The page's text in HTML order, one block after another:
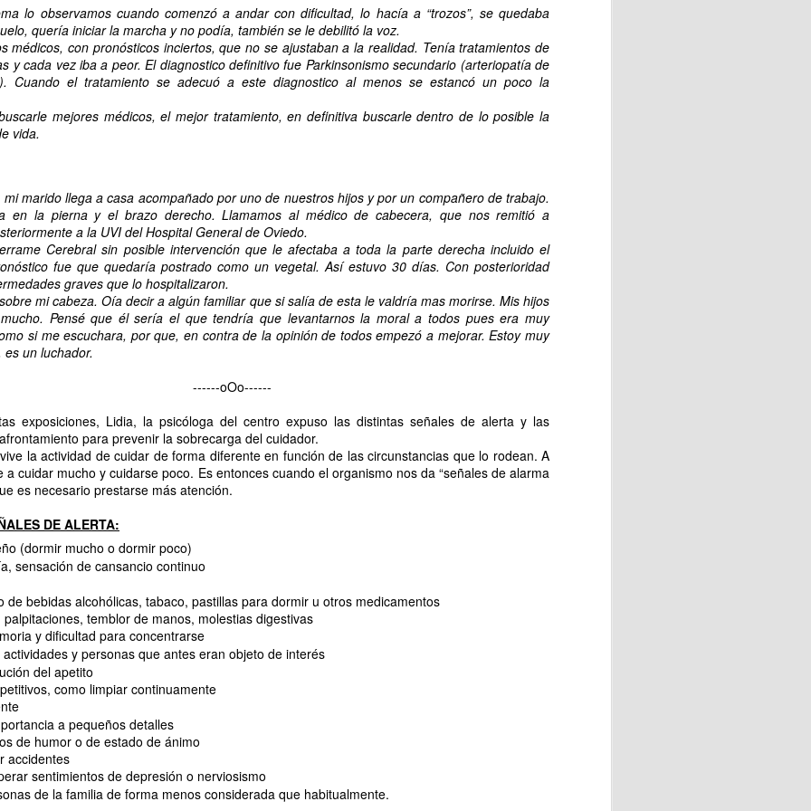
lo observamos cuando comenzó a andar con dificultad, lo hacía a “trozos”, se quedaba
quería iniciar la marcha y no podía, también se le debilitó la voz.
médicos, con pronósticos inciertos, que no se ajustaban ala realidad. Teníatratamientos de
y cada vez iba a peor. El diagnostico definitivo fue Parkinsonismo secundario (arteriopatía de
Cuando el tratamiento se adecuó a este diagnostico al menos se estancó un poco la
mejores médicos, el mejor tratamiento, en definitiva buscarle dentro de lo posible la
vida.
marido llega a casa acompañado por uno de nuestros hijos y por un compañero de trabajo.
en la pierna y el brazo derecho. Llamamos al médico de cabecera, que nos remitió a
a la UVI del Hospital General de Oviedo.
Cerebral sin posible intervención que le afectaba a toda la parte derecha incluido el
fue que quedaría postrado como un vegetal. Así estuvo 30 días. Con posterioridad
graves que lo hospitalizaron.
mi cabeza. Oía decir a algún familiar que si salía de esta le valdría mas morirse. Mis hijos
Pensé que él sería el que tendría que levantarnos la moral a todos pues era muy
si me escuchara, por que, en contra de la opinión de todos empezó a mejorar. Estoy muy
un luchador.
------oOo------
exposiciones, Lidia, la psicóloga del centro expuso las distintas señales de alerta y las
para prevenir la sobrecarga del cuidador.
la actividad de cuidar de forma diferente en función de las circunstancias que lo rodean. A
a cuidar mucho y cuidarse poco. Es entonces cuando el organismo nos da “señales de alarma
es necesario prestarse más atención.
DE ALERTA:
(dormir mucho o dormir poco)
sensación de cansancio continuo
de bebidas alcohólicas, tabaco, pastillas para dormir u otros medicamentos
temblor de manos, molestias digestivas
y dificultad para concentrarse
y personas que antes eran objeto de interés
del apetito
como limpiar continuamente
a pequeños detalles
de humor o de estado de ánimo
accidentes
sentimientos de depresión o nerviosismo
de la familia de forma menos considerada que habitualmente.
TERAPIA MUSICAL PERSONALIZADA. Mercedes
Mercedes lleva tiempo participando en la Terapia Musical Personalizada. Ésta intervención terapéutica
constituye un recurso no farmacológico orientado a favorecer el bienestar integral de la persona.
a mantener la actividad cognitiva.
EL SENIOR PRIX DEL VERANO
¡¡Cuarto año consecutivo celebrando nuestro divertido y esperado Senior Prix del verano!!
juegos y mucha energía para dar la bienvenida a esta estación con el mejor espíritu.
ACOMPAÑAMIENTO A RECURSOS COMUNITARIOS: RENOVACION DEL DNI
Hoy acompañamos a Javi, usuario del centro de día, a renovar el DNI. El hecho va mucho más allá de
comunitaria.
la autonomía, ayudando a la persona a gestionar un documento esencial para ejercer sus
Promover la inclusión social, facilitando que participe en servicios y recursos de la comunidad de
normalizada.
🎉🎂 ¡Nuestra querida Leni cumple 76 años! 🎂🎉
hemos celebrado en el Centro de Día el 76 cumpleaños de nuestra querida Leni, una fecha muy
que hemos compartido con alegría, cariño y muchas felicitaciones.